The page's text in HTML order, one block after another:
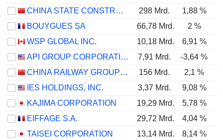
CHINA STATE CONSTRUCTION ENGINEERING CORPORATION LIMITED
298 Mrd. 1,88 %
BOUYGUES SA
66,78 Mrd. 2 %
WSP GLOBAL INC.
10,18 Mrd. 6,91 %
API GROUP CORPORATION
7,91 Mrd. -3,64 %
CHINA RAILWAY GROUP LIMITED
156 Mrd. 2,1 %
IES HOLDINGS, INC.
3,37 Mrd. 9,08 %
KAJIMA CORPORATION
19,29 Mrd. 5,78 %
EIFFAGE S.A.
29,72 Mrd. 4,04 %
TAISEI CORPORATION
13,14 Mrd.
8,14 %